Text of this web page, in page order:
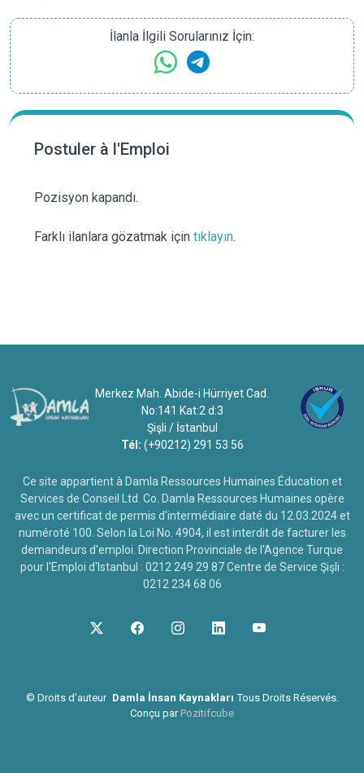
İlanla İlgili Sorularınız İçin:
Postuler à l'Emploi
Pozisyon kapandı.
Farklı ilanlara gözatmak için tıklayın.
Merkez Mah. Abide-i Hürriyet Cad.
No:141 Kat:2 d:3
Şişli / İstanbul
Tél: (+90212) 291 53 56
Ce site appartient à Damla Ressources Humaines Éducation et
Services de Conseil Ltd. Co. Damla Ressources Humaines opère
avec un certificat de permis d'intermédiaire daté du 12.03.2024 et
numéroté 100. Selon la Loi No. 4904, il est interdit de facturer les
demandeurs d'emploi. Direction Provinciale de l'Agence Turque
pour l'Emploi d'Istanbul : 0212 249 29 87 Centre de Service Şişli :
0212 234 68 06
© Droits d'auteur Damla İnsan Kaynakları Tous Droits Réservés.
Conçu par Pozitifcube